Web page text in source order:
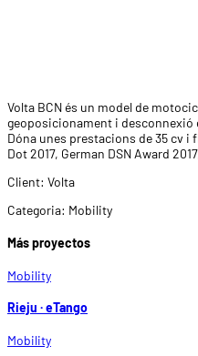
Volta BCN és un model de
geoposicionament i desconnexió
Dóna unes prestacions de 35 cv i
Dot 2017, German DSN Award
Client: Volta
Categoria: Mobility
Más proyectos
Mobility
Rieju · eTango
Mobility